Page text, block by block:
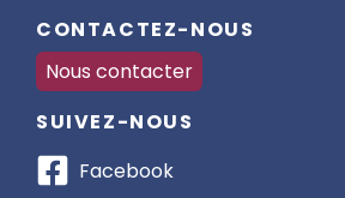
CONTACTEZ-NOUS
Nous contacter
SUIVEZ-NOUS
Facebook